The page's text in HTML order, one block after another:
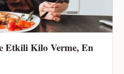
Etkili Kilo Verme, En